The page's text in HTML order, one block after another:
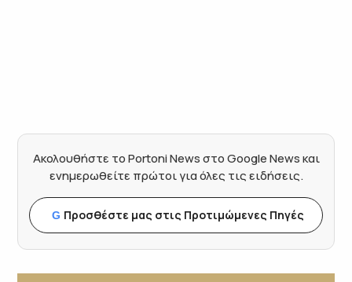
Ακολουθήστε το Portoni News στο Google News και
ενημερωθείτε πρώτοι για όλες τις ειδήσεις.
G Προσθέστε μας στις Προτιμώμενες Πηγές